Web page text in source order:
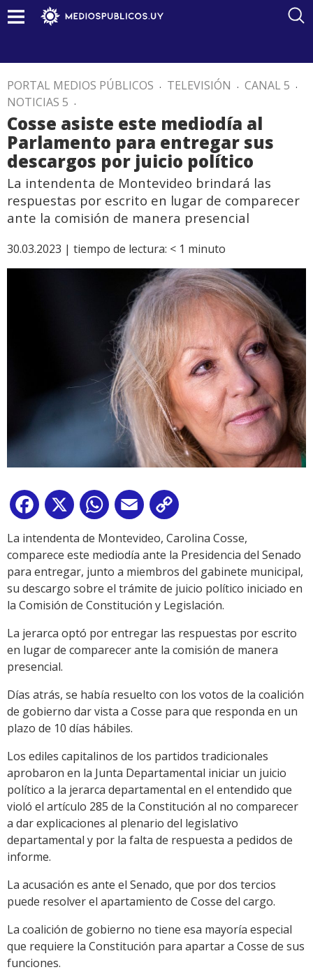
PORTAL MEDIOS PÚBLICOS . TELEVISIÓN . CANAL 5 .
NOTICIAS 5 .
Cosse asiste este mediodía al
Parlamento para entregar sus
descargos por juicio político
La intendenta de Montevideo brindará las
respuestas por escrito en lugar de comparecer
ante la comisión de manera presencial
30.03.2023 | tiempo de lectura: < 1 minuto
Facebook
X WhatsApp
Email
Link
La intendenta de Montevideo, Carolina Cosse,
comparece este mediodía ante la Presidencia del Senado
para entregar, junto a miembros del gabinete municipal,
su descargo sobre el trámite de juicio político iniciado en
la Comisión de Constitución y Legislación.
La jerarca optó por entregar las respuestas por escrito
en lugar de comparecer ante la comisión de manera
presencial.
Días atrás, se había resuelto con los votos de la coalición
de gobierno dar vista a Cosse para que responda en un
plazo de 10 días hábiles.
Los ediles capitalinos de los partidos tradicionales
aprobaron en la Junta Departamental iniciar un juicio
político a la jerarca departamental en el entendido que
violó el artículo 285 de la Constitución al no comparecer
a dar explicaciones al plenario del legislativo
departamental y por la falta de respuesta a pedidos de
informe.
La acusación es ante el Senado, que por dos tercios
puede resolver el apartamiento de Cosse del cargo.
La coalición de gobierno no tiene esa mayoría especial
que requiere la Constitución para apartar a Cosse de sus
funciones.